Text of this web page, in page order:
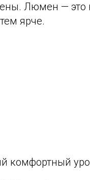
Люмен — это
ярче.
комфортный